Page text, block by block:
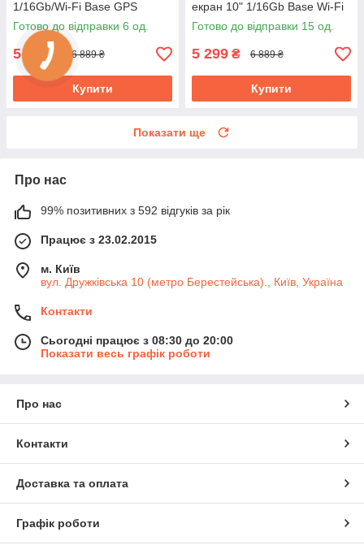
1/16Gb/Wi-Fi Base GPS
Android кіа
Готово до відправки 6 од.
5 299₴ 6 889 ₴
Купити
екран 10" 1/16Gb Base Wi-Fi
GPS Android хендай
Готово до відправки 15 од.
5 299 ₴ 6 889 ₴
Купити
Показати ще
Про нас
99% позитивних з 592 відгуків за рік
Працює з 23.02.2015
м. Київ
вул. Дружківська 10 (метро Берестейська)., Київ, Україна
Контакти
Сьогодні працює з 08:30 до 20:00
Показати весь графік роботи
Про нас
Контакти
Доставка та оплата
Графік роботи